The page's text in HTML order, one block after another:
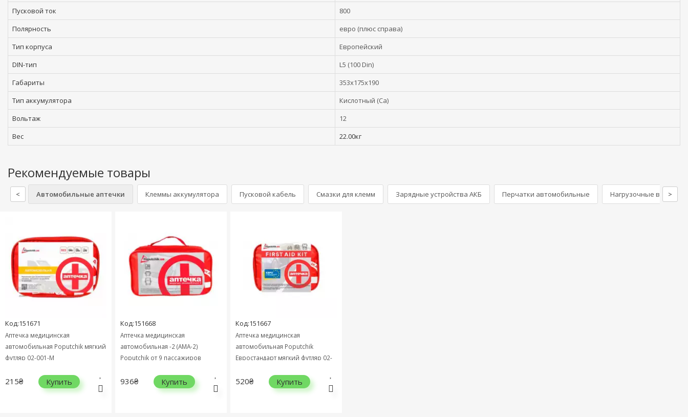
Пусковой ток
800
Полярность
евро (плюс справа)
Тип корпуса
Европейский
DIN-тип
L5 (100 Din)
Габариты
353x175x190
Тип аккумулятора
Кислотный (Ca)
Вольтаж
12
Вес
22.00кг
Рекомендуемые товары
< Автомобильные аптечки Клеммы аккумулятора Пусковой кабель Смазки для клемм Зарядные устройства АКБ Перчатки автомобильные Нагрузочные вилки и
>
Код:151671
Аптечка медицинская
автомобильная Poputchik мягкий
футляр 02-001-М
215₴ Купить
Код:151668
Аптечка медицинская
автомобильная -2 (АМА-2)
Poputchik от 9 пассажиров
936₴ Купить
Код:151667
Аптечка медицинская
автомобильная Poputchik
Евростандарт мягкий футляр 02-
520₴ Купить